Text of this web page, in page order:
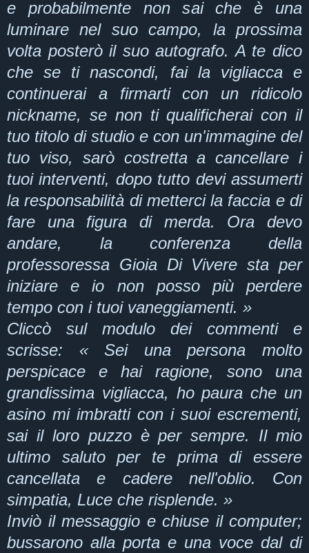
e probabilmente non sai che è una
luminare nel suo campo, la prossima
volta posterò il suo autografo. A te dico
che se ti nascondi, fai la vigliacca e
continuerai a firmarti con un ridicolo
nickname, se non ti qualificherai con il
tuo titolo di studio e con un'immagine del
tuo viso, sarò costretta a cancellare i
tuoi interventi, dopo tutto devi assumerti
la responsabilità di metterci la faccia e di
fare una figura di merda. Ora devo
andare, la conferenza della
professoressa Gioia Di Vivere sta per
iniziare e io non posso più perdere
tempo con i tuoi vaneggiamenti. »
Cliccò sul modulo dei commenti e
scrisse: « Sei una persona molto
perspicace e hai ragione, sono una
grandissima vigliacca, ho paura che un
asino mi imbratti con i suoi escrementi,
sai il loro puzzo è per sempre. Il mio
ultimo saluto per te prima di essere
cancellata e cadere nell'oblio. Con
simpatia, Luce che risplende. »
Inviò il messaggio e chiuse il computer;
bussarono alla porta e una voce dal di